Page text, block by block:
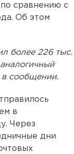
сравнению с
Об этом
более 226 тыс.
в сообщении.
в
Через
дни